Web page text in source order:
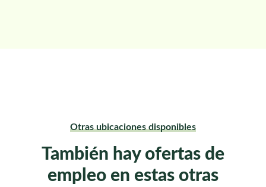
Otras ubicaciones disponibles
También hay ofertas de
empleo en estas otras